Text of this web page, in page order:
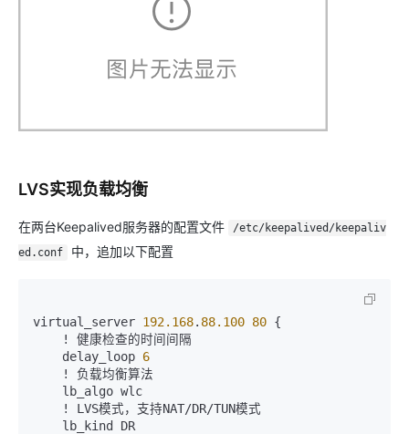
LVS实现负载均衡
在两台Keepalived服务器的配置文件
/etc/keepalived/keepaliv
ed.conf
中，追加以下配置
virtual_server 192.168. 88.100 80 {
    delay_loop
6